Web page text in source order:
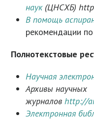
наук(ЦНСХБ)
В помощь
рекомендации
Полнотекстовые
Научная
Архивы научных
журналовhttp://
Электронная